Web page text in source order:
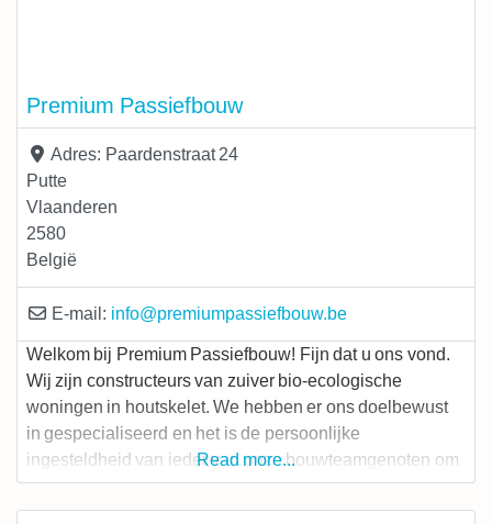
Premium Passiefbouw
Adres: Paardenstraat 24
Putte
Vlaanderen
2580
België
E-mail: info@premiumpassiefbouw.be
Welkom bij Premium Passiefbouw! Fijn dat u ons vond.
Wij zijn constructeurs van zuiver bio-ecologische
woningen in houtskelet. We hebben er ons doelbewust
in gespecialiseerd en het is de persoonlijke
ingesteldheid van ieder van onze bouwteamgenoten om
volgens deze principes te werken.Wij vonden dit niet
zomaar een gat in de markt, het was en is een principieel
Read more...